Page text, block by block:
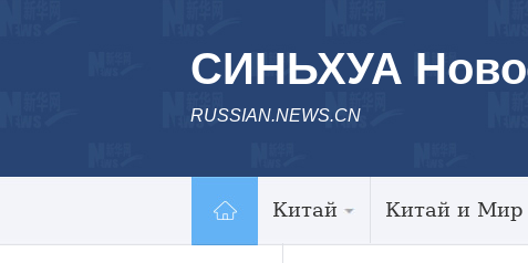
СИНЬХУА
RUSSIAN.NEWS.CN
Китай Китай и Мир